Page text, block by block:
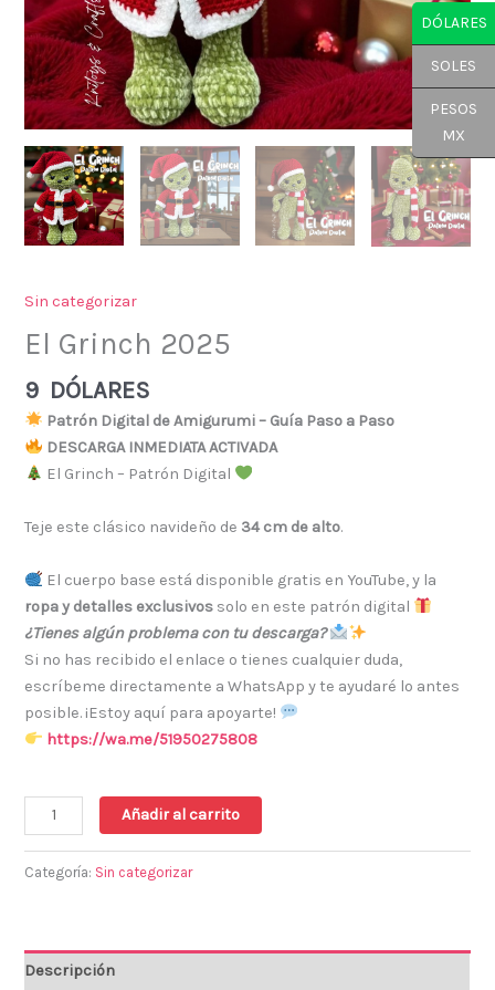
Sin categorizar
El Grinch 2025
9 DÓLARES
Patrón Digital de Amigurumi – Guía Paso a Paso
DESCARGA INMEDIATA ACTIVADA
El Grinch – Patrón Digital
Teje este clásico navideño de 34 cm de alto.
El cuerpo base está disponible gratis en YouTube, y la
ropa y detalles exclusivos solo en este patrón digital
¿Tienes algún problema con tu descarga?
Si no has recibido el enlace o tienes cualquier duda,
escríbeme directamente a WhatsApp y te ayudaré lo antes
posible. ¡Estoy aquí para apoyarte!
https://wa.me/51950275808
Añadir al carrito
Categoría: Sin categorizar
Descripción
DÓLARES
SOLES
PESOS
MX